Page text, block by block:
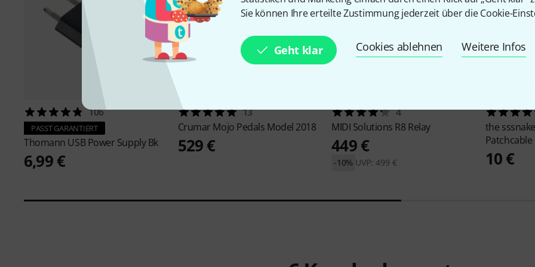
Sie können Ihre erteilte Zustimmung jederzeit über die Cookie-
Geht klar Cookies ablehnen Weitere Infos
106
PASST GARANTIERT
Thomann USB Power Supply Bk
6,99 €
13
Crumar Mojo Pedals Model 2018
529 €
4
MIDI Solutions R8 Relay
449 €
UVP: 499 €
-10%
the sssnake
Patchcable
10 €